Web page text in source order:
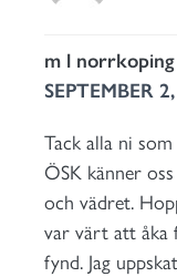
m l norrkoping
SEPTEMBER
Tack alla ni
ÖSK känner
och vädret.
var värt att åka
fynd. Jag